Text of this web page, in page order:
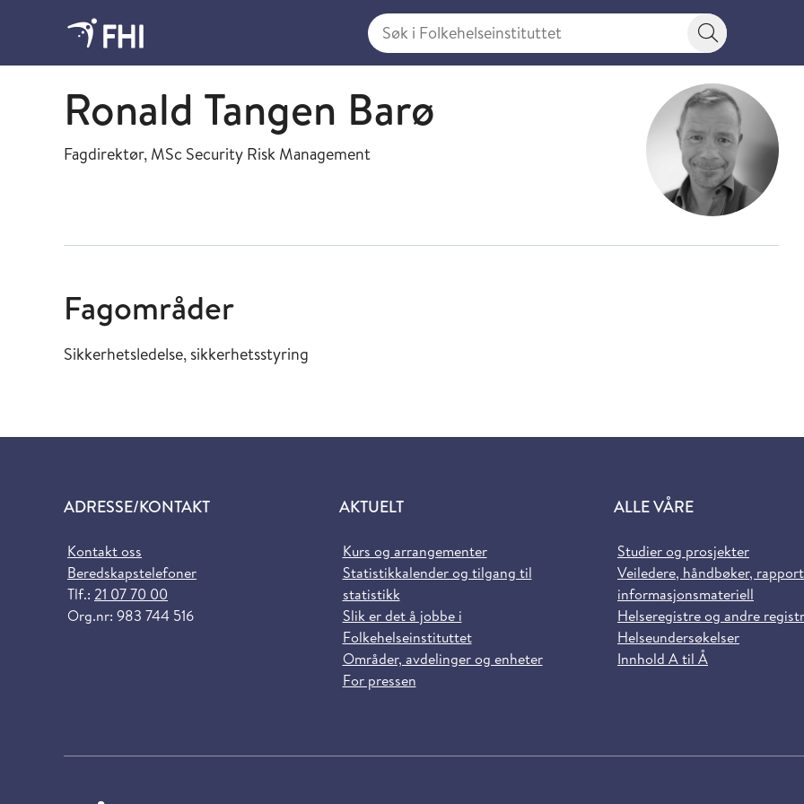
Søk i Folkehelseinstituttet
Søkeknapp
Direktørstab
Ronald Tangen Barø
Fagdirektør, MSc Security Risk Management
Fagområder
Sikkerhetsledelse, sikkerhetsstyring
ADRESSE/KONTAKT
Kontakt oss
Beredskapstelefoner
Tlf.: 21 07 70 00
Org.nr: 983 744 516
AKTUELT
Kurs og arrangementer
Statistikkalender og tilgang til
statistikk
Slik er det å jobbe i
Folkehelseinstituttet
Områder, avdelinger og enheter
For pressen
ALLE VÅRE
Studier og prosjekter
Veiledere, håndbøker,
informasjonsmateriell
Helseregistre og andre
Helseundersøkelser
Innhold A til Å